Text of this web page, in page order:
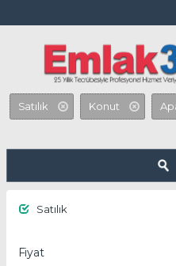
Beylikdüzü,
Satılık Konut
Satılık
Fiyat